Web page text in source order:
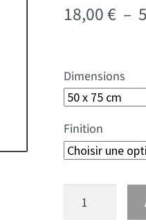
18,00€ –
Dimensions
Finition
quantité de